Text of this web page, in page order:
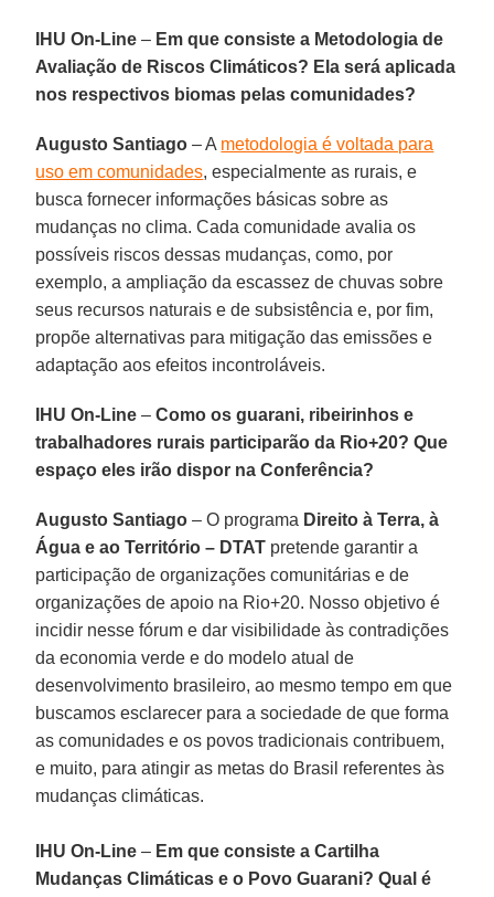
IHU On-Line– Em que consiste a Metodologia de
Avaliação de Riscos Climáticos? Ela será aplicada
nos respectivos biomas pelas comunidades?
Augusto Santiago– A metodologia é voltada para
uso em comunidades, especialmente as rurais, e
busca fornecer informações básicas sobre as
mudanças no clima. Cada comunidade avalia os
possíveis riscos dessas mudanças, como, por
exemplo, a ampliação da escassez de chuvas sobre
seus recursos naturais e de subsistência e, por fim,
propõe alternativas para mitigação das emissões e
adaptação aos efeitos incontroláveis.
IHU On-Line– Como os guarani, ribeirinhos e
trabalhadores rurais participarão da Rio+20? Que
espaço eles irão dispor na Conferência?
Augusto Santiago– O programa Direito à Terra, à
Água e ao Território – DTAT pretende garantir a
participação de organizações comunitárias e de
organizações de apoio na Rio+20. Nosso objetivo é
incidir nesse fórum e dar visibilidade às contradições
da economia verde e do modelo atual de
desenvolvimento brasileiro, ao mesmo tempo em que
buscamos esclarecer para a sociedade de que forma
as comunidades e os povos tradicionais contribuem,
e muito, para atingir as metas do Brasil referentes às
mudanças climáticas.
IHU On-Line– Em que consiste a Cartilha
Mudanças Climáticas e o Povo Guarani? Qual é